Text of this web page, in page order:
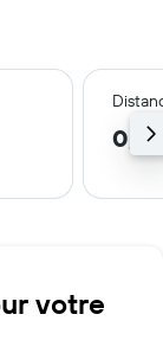
0,2
votre